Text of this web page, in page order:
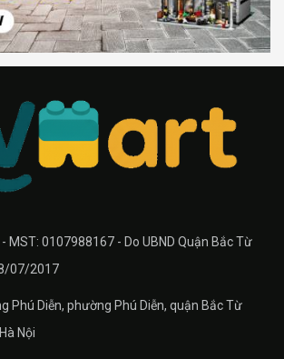
MST: 0107988167 - Do UBND Quận Bắc Từ
07/2017
Phú Diễn, phường Phú Diễn, quận Bắc Từ
Nội